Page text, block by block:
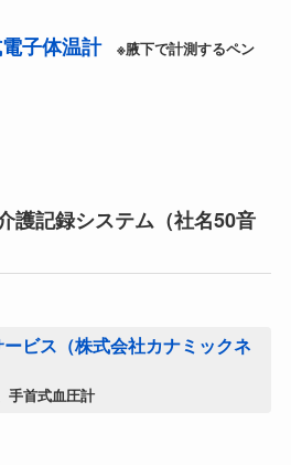
子体温計
※腋下で計測するペン
護記録システム（社名50音
ビス（株式会社カナミックネ
手首式血圧計